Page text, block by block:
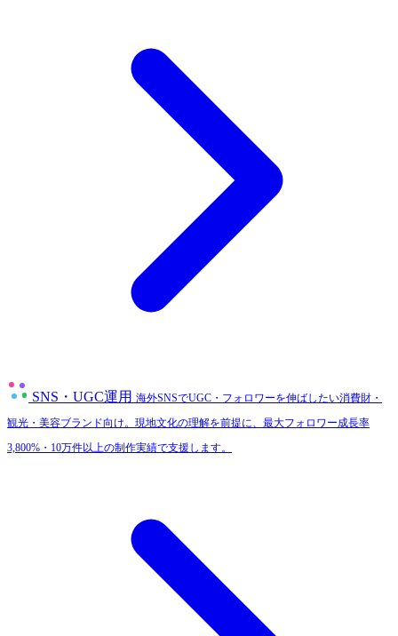
SNS・UGC運用 海外SNSでUGC・フォロワーを伸ばしたい消費財・
観光・美容ブランド向け。現地文化の理解を前提に、最大フォロワー成長率
3,800%・10万件以上の制作実績で支援します。